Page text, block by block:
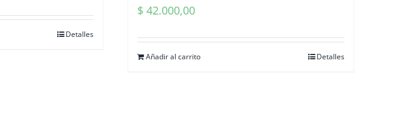
Detalles
$ 42.000,00
Añadir al carrito Detalles